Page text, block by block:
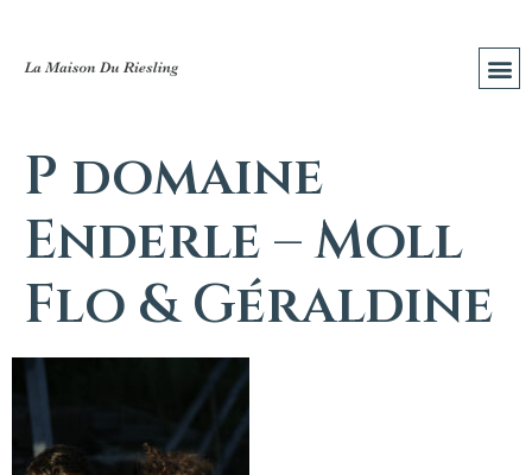
P domaine
Enderle – Moll
Flo & Géraldine